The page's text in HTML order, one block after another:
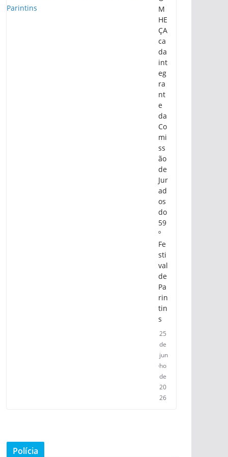
M
HE
ÇA
ca
da
int
eg
ra
nt
e
da
Co
mi
ss
ão
de
Jur
ad
os
do
59
º
Fe
sti
val
de
Pa
rin
tin
s
25
de
jun
ho
de
20
26
Polícia